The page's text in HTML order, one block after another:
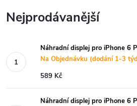
Nejprodávanější
Náhradní displej pro iPhone 6
Na Objednávku (dodání 1-3
589 Kč
Náhradní displej pro iPhone 6